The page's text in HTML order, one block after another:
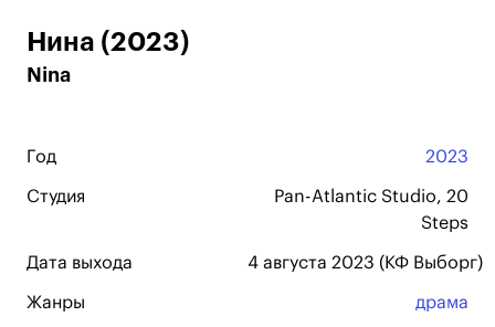
Нина (2023)
Nina
Год 2023
Студия
Pan-Atlantic Studio, 20
Steps
Дата выхода 4 августа 2023 (КФ Выборг)
Жанры драма